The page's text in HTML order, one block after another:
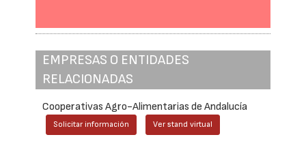
EMPRESAS O ENTIDADES
RELACIONADAS
Cooperativas Agro-Alimentarias de Andalucía
Solicitar información Ver stand virtual